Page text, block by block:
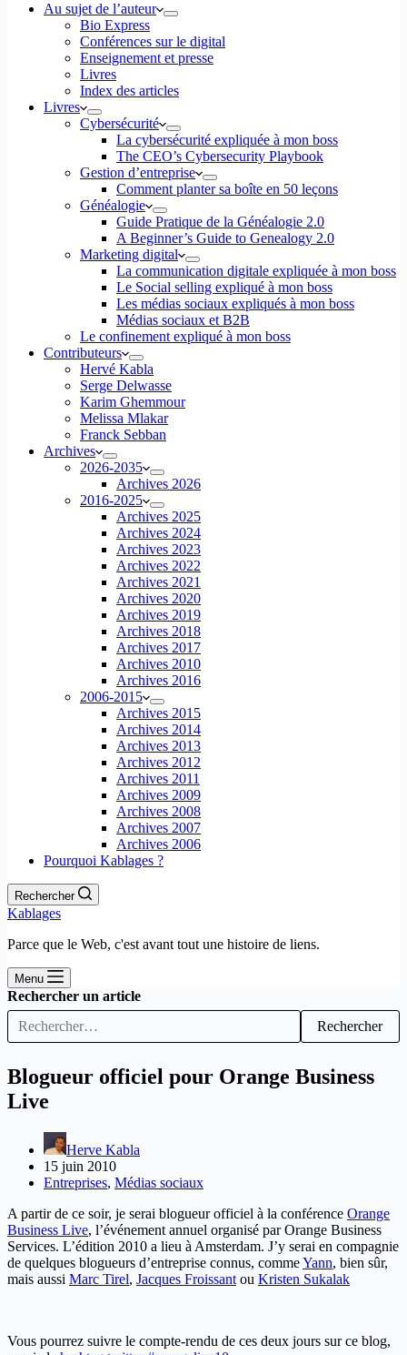
Au sujet de l’auteur
Bio Express
Conférences sur le digital
Enseignement et presse
Livres
Index des articles
Livres
Cybersécurité
La cybersécurité expliquée à mon boss
The CEO’s Cybersecurity Playbook
Gestion d’entreprise
Comment planter sa boîte en 50 leçons
Généalogie
Guide Pratique de la Généalogie 2.0
A Beginner’s Guide to Genealogy 2.0
Marketing digital
La communication digitale expliquée à mon boss
Le Social selling expliqué à mon boss
Les médias sociaux expliqués à mon boss
Médias sociaux et B2B
Le confinement expliqué à mon boss
Contributeurs
Hervé Kabla
Serge Delwasse
Karim Ghemmour
Melissa Mlakar
Franck Sebban
Archives
2026-2035
Archives 2026
2016-2025
Archives 2025
Archives 2024
Archives 2023
Archives 2022
Archives 2021
Archives 2020
Archives 2019
Archives 2018
Archives 2017
Archives 2010
Archives 2016
2006-2015
Archives 2015
Archives 2014
Archives 2013
Archives 2012
Archives 2011
Archives 2009
Archives 2008
Archives 2007
Archives 2006
Pourquoi Kablages ?
Rechercher
Kablages
Parce que le Web, c'est avant tout une histoire de liens.
Menu
Rechercher un article
Rechercher
Blogueur officiel pour Orange Business
Live
Herve Kabla
15 juin 2010
Entreprises, Médias sociaux
A partir de ce soir, je serai blogueur officiel à la conférence Orange
Business Live, l’événement annuel organisé par Orange Business
Services. L’édition 2010 a lieu à Amsterdam. J’y serai en compagnie
de quelques blogueurs d’entreprise connus, commeYann, bien sûr,
mais aussi Marc Tirel, Jacques Froissant ou Kristen Sukalak
Vous pourrez suivre le compte-rendu de ces deux jours sur ce blog,